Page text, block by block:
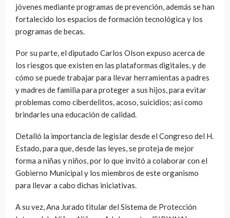
jóvenes mediante programas de prevención, además se han
fortalecido los espacios de formación tecnológica y los
programas de becas.
Por su parte, el diputado Carlos Olson expuso acerca de
los riesgos que existen en las plataformas digitales, y de
cómo se puede trabajar para llevar herramientas a padres
y madres de familia para proteger a sus hijos, para evitar
problemas como ciberdelitos, acoso, suicidios; así como
brindarles una educación de calidad.
Detalló la importancia de legislar desde el Congreso del H.
Estado, para que, desde las leyes, se proteja de mejor
forma a niñas y niños, por lo que invitó a colaborar con el
Gobierno Municipal y los miembros de este organismo
para llevar a cabo dichas iniciativas.
A su vez, Ana Jurado titular del Sistema de Protección